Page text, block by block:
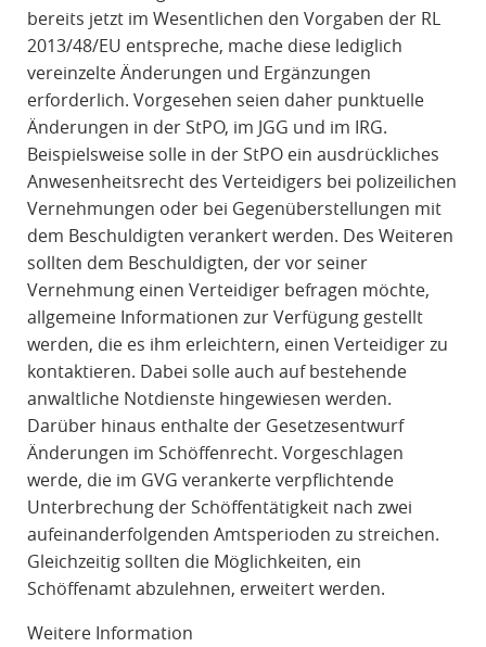
bereits jetzt im Wesentlichen den Vorgaben der RL
2013/48/EU entspreche, mache diese lediglich
vereinzelte Änderungen und Ergänzungen
erforderlich. Vorgesehen seien daher punktuelle
Änderungen in der StPO, im JGG und im IRG.
Beispielsweise solle in der StPO ein ausdrückliches
Anwesenheitsrecht des Verteidigers bei polizeilichen
Vernehmungen oder bei Gegenüberstellungen mit
dem Beschuldigten verankert werden. Des Weiteren
sollten dem Beschuldigten, der vor seiner
Vernehmung einen Verteidiger befragen möchte,
allgemeine Informationen zur Verfügung gestellt
werden, die es ihm erleichtern, einen Verteidiger zu
kontaktieren. Dabei solle auch auf bestehende
anwaltliche Notdienste hingewiesen werden.
Darüber hinaus enthalte der Gesetzesentwurf
Änderungen im Schöffenrecht. Vorgeschlagen
werde, die im GVG verankerte verpflichtende
Unterbrechung der Schöffentätigkeit nach zwei
aufeinanderfolgenden Amtsperioden zu streichen.
Gleichzeitig sollten die Möglichkeiten, ein
Schöffenamt abzulehnen, erweitert werden.
Weitere Information